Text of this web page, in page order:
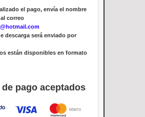
el pago, envía el nombre
correo
descarga será enviado por
están disponibles en formato
de pago aceptados